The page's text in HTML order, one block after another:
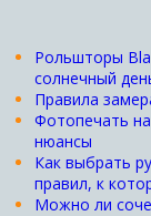
Рольшторы
солнечный
Правила
Фотопечать
нюансы
Как выбрать
правил, к
Можно ли